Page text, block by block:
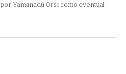
Yamanadú Orsi como eventual